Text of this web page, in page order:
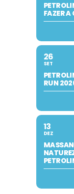
FAZER A
26
SET
RUN
13
DEZ